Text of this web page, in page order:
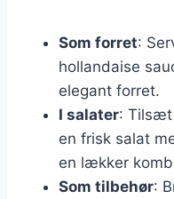
Som forret:
hollandaise
elegant forret.
I salater: Tilsæt
en frisk salat
en lækker
Som tilbehør: